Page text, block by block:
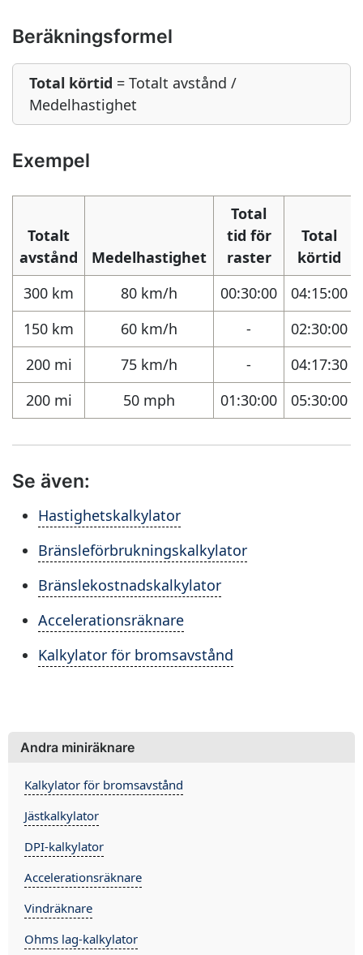
Beräkningsformel
Total körtid = Totalt avstånd /
Medelhastighet
Exempel
Totalt
avstånd
Medelhastighet
Total
tid för
raster
Total
körtid
300 km
80 km/h 00:30:00
04:15:00
150 km
60 km/h -
02:30:00
200 mi
75 km/h -
04:17:30
200 mi
50 mph 01:30:00 05:30:00
Se även:
Hastighetskalkylator
Bränsleförbrukningskalkylator
Bränslekostnadskalkylator
Accelerationsräknare
Kalkylator för bromsavstånd
Andra miniräknare
Kalkylator för bromsavstånd
Jästkalkylator
DPI-kalkylator
Accelerationsräknare
Vindräknare
Ohms lag-kalkylator